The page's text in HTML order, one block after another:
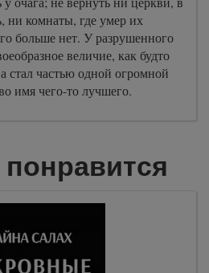
ни комнаты, где умер их
больше нет. У разрушенного
величие, как будто
стал частью одной огромной
имя чего-то лучшего.